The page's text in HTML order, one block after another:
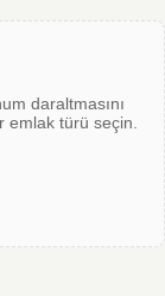
daraltmasını
emlak türü seçin.